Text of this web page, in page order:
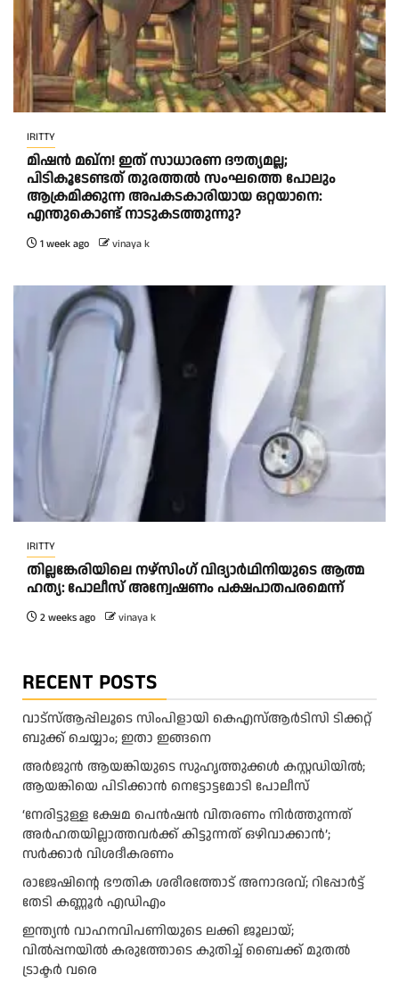
IRITTY
മിഷൻ മഖ്ന! ഇത് സാധാരണ ദൗത്യമല്ല;
പിടികൂടേണ്ടത് തുരത്തൽ സംഘത്തെ പോലും
ആക്രമിക്കുന്ന അപകടകാരിയായ ഒറ്റയാനെ:
എന്തുകൊണ്ട് നാടുകടത്തുന്നു?
1 week ago vinaya k
IRITTY
തി​ല്ല​ങ്കേ​രി​യി​ലെ ന​ഴ്‌​സിം​ഗ് വി​ദ്യാ​ർ​ഥി​നി​യു​ടെ ആ​ത്മ​
ഹ​ത്യ: പോ​ലീ​സ് അ​ന്വേ​ഷ​ണം പ​ക്ഷ​പാ​ത​പ​ര​മെ​ന്ന്
2 weeks ago vinaya k
RECENT POSTS
വാട്‌സ്ആപ്പിലൂടെ സിംപിളായി കെഎസ്ആര്‍ടിസി ടിക്കറ്റ്
ബുക്ക് ചെയ്യാം; ഇതാ ഇങ്ങനെ
അർജുൻ ആയങ്കിയുടെ സുഹൃത്തുക്കൾ കസ്റ്റഡിയിൽ;
ആയങ്കിയെ പിടിക്കാൻ നെട്ടോട്ടമോടി പോലീസ്
‘നേരിട്ടുള്ള ക്ഷേമ പെൻഷൻ വിതരണം നി‍‍ർത്തുന്നത്
അർഹതയില്ലാത്തവർക്ക് കിട്ടുന്നത് ഒഴിവാക്കാൻ’;
സർക്കാ‍ർ വിശദീകരണം
രാജേഷിന്റെ ഭൗതിക ശരീരത്തോട് അനാദരവ്; റിപ്പോർട്ട്
തേടി കണ്ണൂർ എഡിഎം
ഇന്ത്യൻ വാഹനവിപണിയുടെ ലക്കി ജൂലായ്;
വിൽപ്പനയിൽ കരുത്തോടെ കുതിച്ച് ബൈക്ക് മുതൽ
ട്രാക്ടർ വരെ